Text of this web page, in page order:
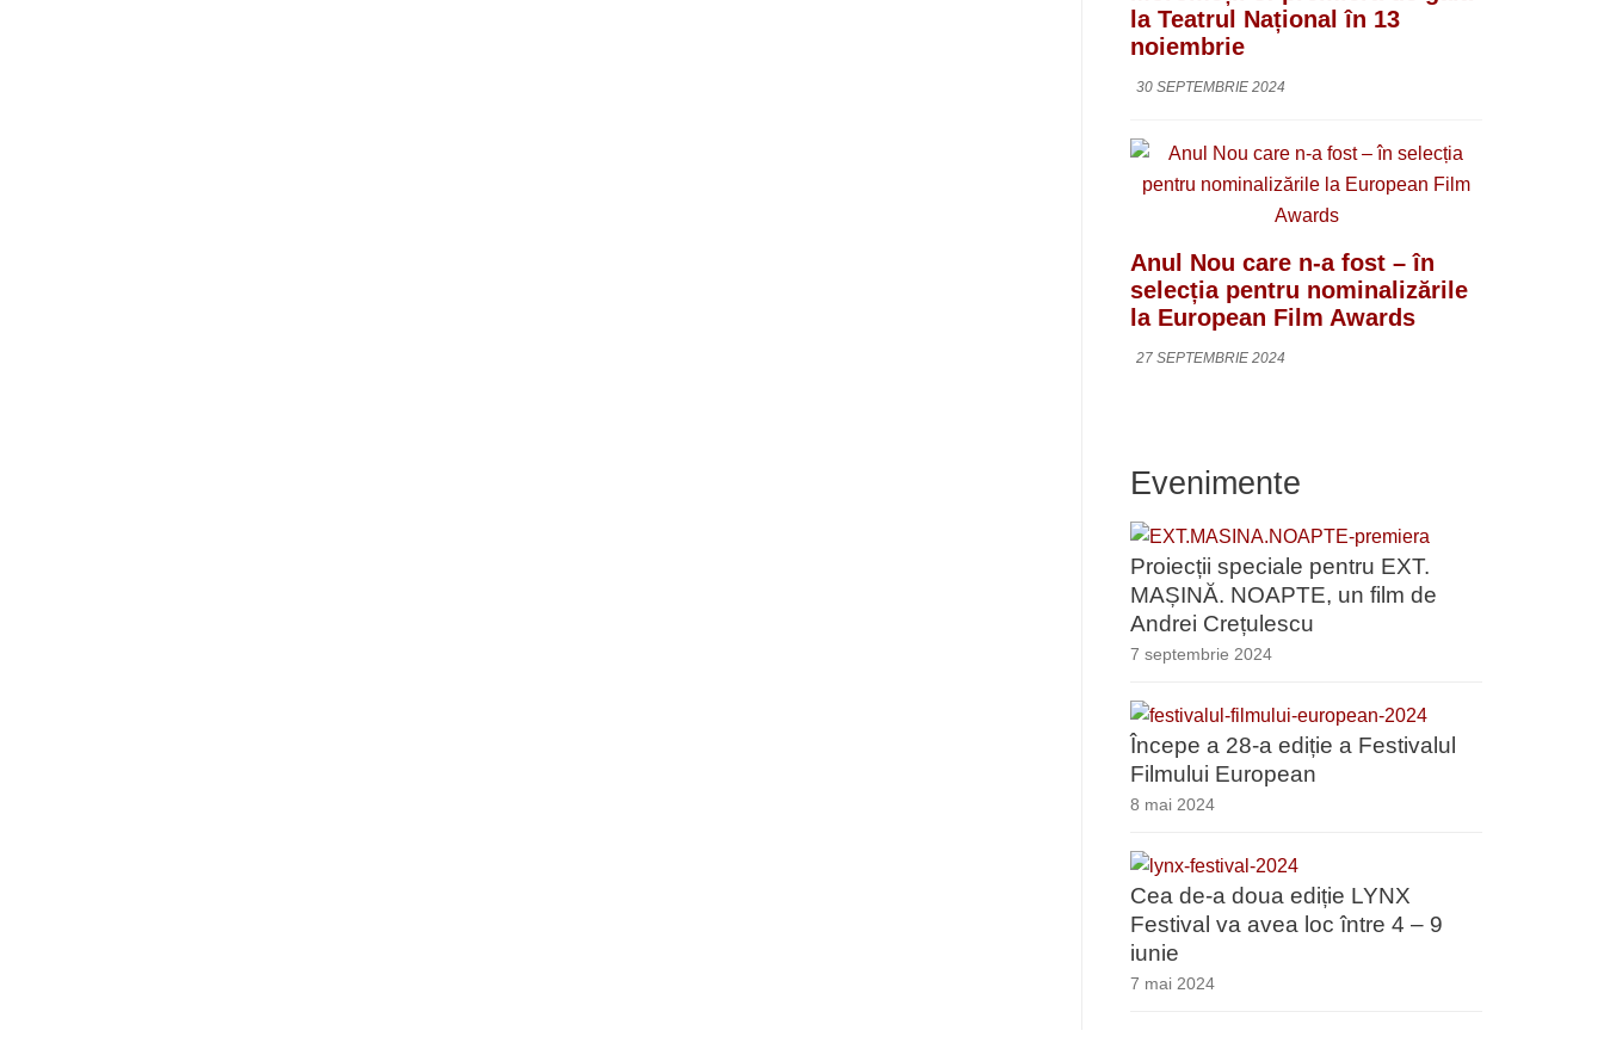
la Teatrul Național în 13
noiembrie
30 SEPTEMBRIE 2024
Anul Nou care n-a fost – în
selecția pentru nominalizările
la European Film Awards
27 SEPTEMBRIE 2024
Evenimente
Proiecții speciale pentru EXT.
MAȘINĂ. NOAPTE, un film de
Andrei Crețulescu
7 septembrie 2024
Începe a 28-a ediție a Festivalul
Filmului European
8 mai 2024
Cea de-a doua ediție LYNX
Festival va avea loc între 4 – 9
iunie
7 mai 2024